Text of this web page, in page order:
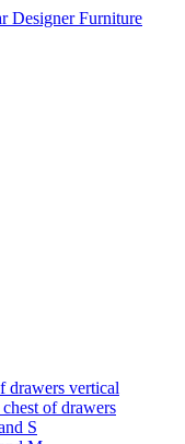
Designer Furniture
drawers vertical
of drawers
S